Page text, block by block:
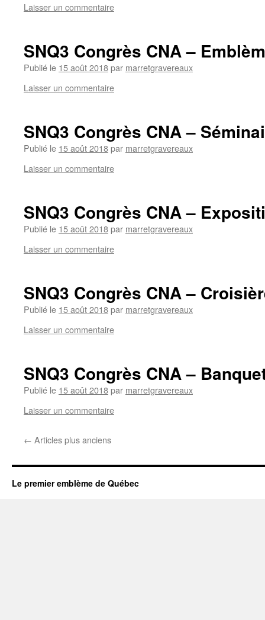
Laisser un commentaire
SNQ3 Congrès CNA –
Publié le 15 août 2018par marretgravereaux
Laisser un commentaire
SNQ3 Congrès CNA –
Publié le 15 août 2018par marretgravereaux
Laisser un commentaire
SNQ3 Congrès CNA –
Publié le 15 août 2018par marretgravereaux
Laisser un commentaire
SNQ3 Congrès CNA –
Publié le 15 août 2018par marretgravereaux
Laisser un commentaire
SNQ3 Congrès CNA –
Publié le 15 août 2018par marretgravereaux
Laisser un commentaire
← Articles plus anciens
Le premier emblème de Québec